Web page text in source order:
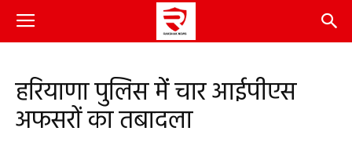
हरियाणा पुलिस में चार आईपीएस
अफसरों का तबादला